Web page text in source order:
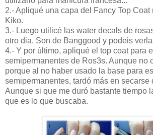
2.- Apliqué una capa del Fancy Top Coat
Kiko.
3.- Luego utilicé las water decals de
otro dia. Son de Banggood y podeis
4.- Y por último, apliqué el top coat para
semipermanentes de Ros3s. Aunque no
porque al no haber usado la base para
semipermanentes, tardó más en secarse
Aunque si que me duró bastante tiempo
que es lo que buscaba.